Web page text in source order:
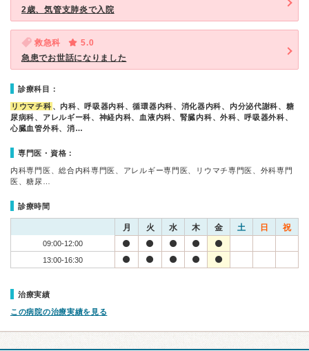
2歳、気管支肺炎で入院
救急科
5.0
急患でお世話になりました
診療科目：
リウマチ科 、内科、呼吸器内科、循環器内科、消化器内科、内分泌代謝科、糖
尿病科、アレルギー科、神経内科、血液内科、腎臓内科、外科、呼吸器外科、
心臓血管外科、消…
専門医・資格：
内科専門医、総合内科専門医、アレルギー専門医、リウマチ専門医、外科専門
医、糖尿…
診療時間
月 火 水 木 金 土 日 祝
09:00-12:00
13:00-16:30
治療実績
この病院の治療実績を見る